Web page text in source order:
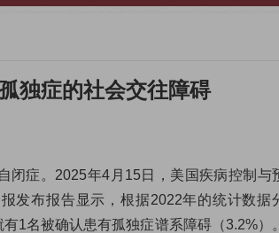
独症的社会交往障碍
闭症。2025年4月15日，美国疾病控制与
发布报告显示，根据2022年的统计数据
1名被确认患有孤独症谱系障碍（3.2%）。